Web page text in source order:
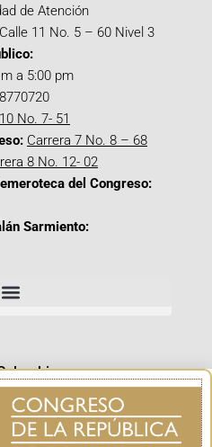
de Atención
11 No. 5 – 60 Nivel 3
a 5:00 pm
No. 7- 51
Carrera 7 No. 8 – 68
8 No. 12- 02
del Congreso:
Sarmiento: